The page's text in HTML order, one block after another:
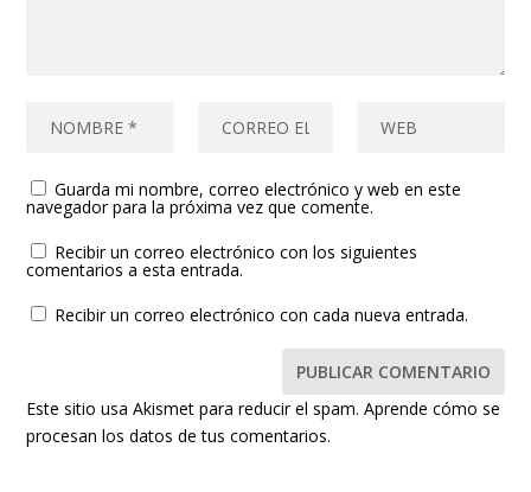
Guarda mi nombre, correo electrónico y web en este
navegador para la próxima vez que comente.
Recibir un correo electrónico con los siguientes
comentarios a esta entrada.
Recibir un correo electrónico con cada nueva entrada.
Este sitio usa Akismet para reducir el spam.Aprende cómo se
procesan los datos de tus comentarios.